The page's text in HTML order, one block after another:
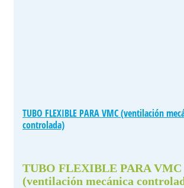
TUBO FLEXIBLE PARA VMC (ventilación
controlada)
TUBO FLEXIBLE PARA VMC
(ventilación mecánica